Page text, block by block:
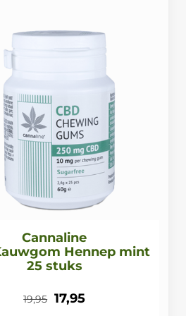
Cannaline
Hennep mint
25 stuks
19,95 Oorspronkelijke
17,95Huidige